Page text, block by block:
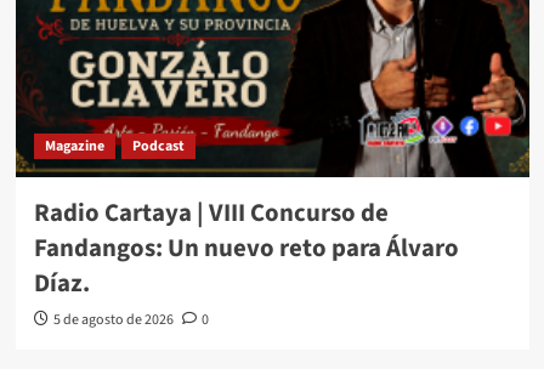
Magazine Podcast
Radio Cartaya | VIII Concurso de
Fandangos: Un nuevo reto para Álvaro
Díaz.
5 de agosto de 2026 0